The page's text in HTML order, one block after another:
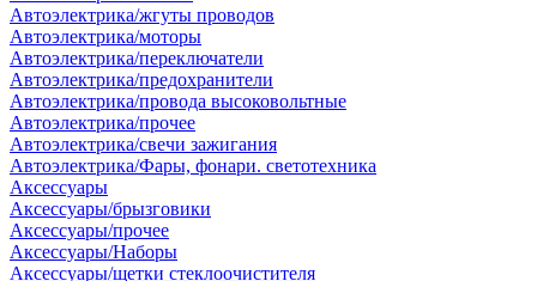
Автоэлектрика/жгуты проводов
Автоэлектрика/моторы
Автоэлектрика/переключатели
Автоэлектрика/предохранители
Автоэлектрика/провода высоковольтные
Автоэлектрика/прочее
Автоэлектрика/свечи зажигания
Автоэлектрика/Фары, фонари. светотехника
Аксессуары
Аксессуары/брызговики
Аксессуары/прочее
Аксессуары/Наборы
Аксессуары/щетки стеклоочистителя